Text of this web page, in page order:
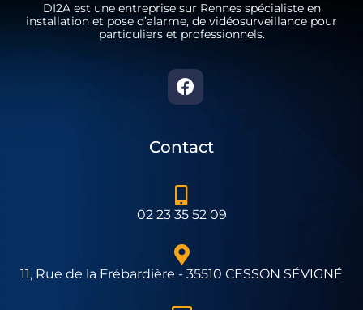
DI2A est une entreprise sur Rennes spécialiste en
installation et pose d’alarme, de vidéosurveillance pour
particuliers et professionnels.
Contact
02 23 35 52 09
11, Rue de la Frébardière - 35510 CESSON SÉVIGNÉ